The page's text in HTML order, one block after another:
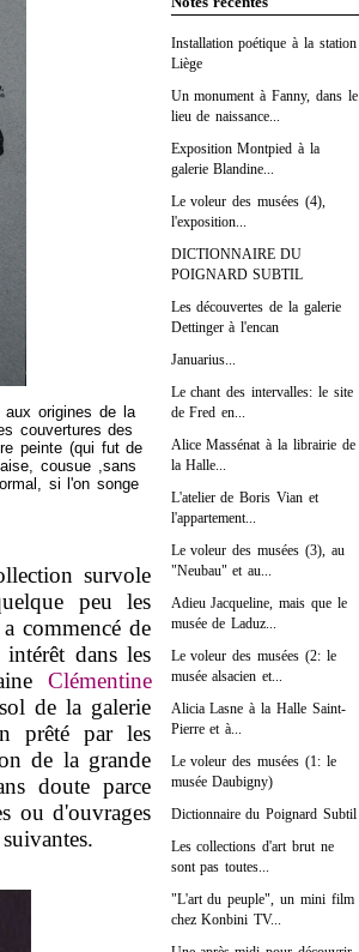
Installation poétique à la station
Liège
Un monument à Fanny, dans le
lieu de naissance...
Exposition Montpied à la
galerie Blandine...
Le voleur des musées (4),
l'exposition...
DICTIONNAIRE DU
POIGNARD SUBTIL
Les découvertes de la galerie
Dettinger à l'encan
Januarius...
Le chant des intervalles: le site
de Fred en...
Alice Massénat à la librairie de
la Halle...
L'atelier de Boris Vian et
l'appartement...
Le voleur des musées (3), au
"Neubau" et au...
Adieu Jacqueline, mais que le
musée de Laduz...
Le voleur des musées (2: le
musée alsacien et...
Alicia Lasne à la Halle Saint-
Pierre et à...
Le voleur des musées (1: le
musée Daubigny)
Dictionnaire du Poignard Subtil
Les collections d'art brut ne
sont pas toutes...
"L'art du peuple", un mini film
chez Konbini TV...
aux origines de la
couvertures des
peinte (qui fut de
cousue ,sans
si l'on songe
survole
peu les
commencé de
dans les
Clémentine
de la galerie
prêté par les
de la grande
doute parce
ou d'ouvrages